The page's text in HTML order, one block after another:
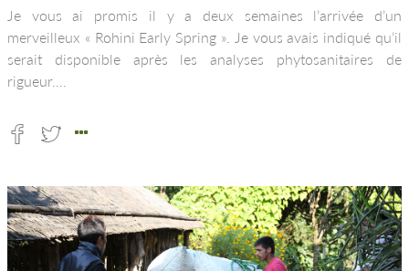
Je vous ai promis il y a deux semaines l’arrivée d’un
merveilleux « Rohini Early Spring ». Je vous avais indiqué qu’il
serait disponible après les analyses phytosanitaires de
rigueur….